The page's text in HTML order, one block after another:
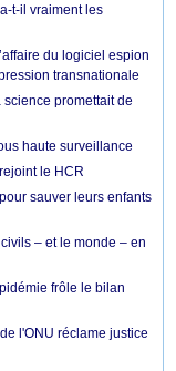
t-il vraiment les
du logiciel espion
transnationale
promettait de
haute surveillance
le HCR
sauver leurs enfants
– et le monde – en
frôle le bilan
l'ONU réclame justice